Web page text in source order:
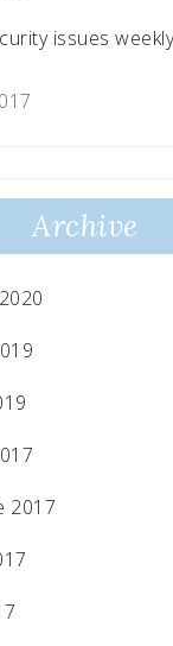
issues
Archive
2017